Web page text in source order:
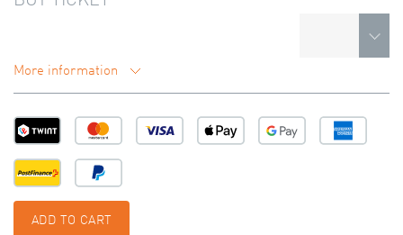
More information
ADD TO CART